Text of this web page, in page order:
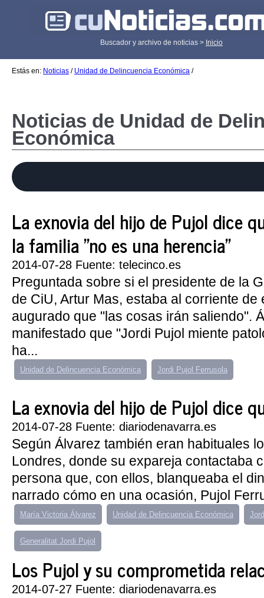
Buscador y archivo de noticias > Inicio
Estás en: Noticias / Unidad de Delincuencia Económica /
Noticias de Unidad de
Económica
La exnovia del hijo de Pujol dice
la familia "no es una herencia"
2014-07-28 Fuente: telecinco.es
Preguntada sobre si el presidente de la
de CiU, Artur Mas, estaba al corriente de
augurado que "las cosas irán saliendo".
manifestado que "Jordi Pujol miente
ha...
Unidad de Delincuencia Económica Jordi Pujol Ferrusola
La exnovia del hijo de Pujol dice
2014-07-28 Fuente: diariodenavarra.es
Según Álvarez también eran habituales
Londres, donde su expareja contactaba
persona que, con ellos, blanqueaba el
narrado cómo en una ocasión, Pujol
María Victoria Álvarez Unidad de Delincuencia Económica
Generalitat Jordi Pujol
Los Pujol y su comprometida
2014-07-27 Fuente: diariodenavarra.es